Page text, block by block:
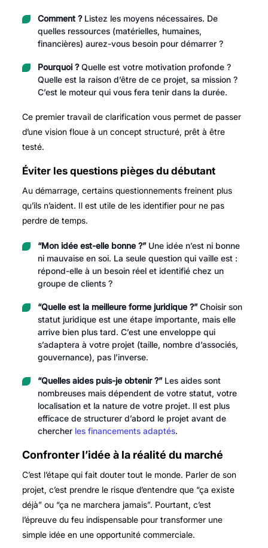
Comment ?Listez les moyens nécessaires. De
quelles ressources (matérielles, humaines,
financières) aurez-vous besoin pour démarrer ?
Pourquoi ?Quelle est votre motivation profonde ?
Quelle est la raison d’être de ce projet, sa mission ?
C’est le moteur qui vous fera tenir dans la durée.
Ce premier travail de clarification vous permet de passer
d’une vision floue à un concept structuré, prêt à être
testé.
Éviter les questions pièges du débutant
Au démarrage, certains questionnements freinent plus
qu’ils n’aident. Il est utile de les identifier pour ne pas
perdre de temps.
“Mon idée est-elle bonne ?”Une idée n’est ni bonne
ni mauvaise en soi. La seule question qui vaille est :
répond-elle à un besoin réel et identifié chez un
groupe de clients ?
“Quelle est la meilleure forme juridique ?”Choisir son
statut juridique est une étape importante, mais elle
arrive bien plus tard. C’est une enveloppe qui
s’adaptera à votre projet (taille, nombre d’associés,
gouvernance), pas l’inverse.
“Quelles aides puis-je obtenir ?”Les aides sont
nombreuses mais dépendent de votre statut, votre
localisation et la nature de votre projet. Il est plus
efficace de structurer d’abord le projet avant de
chercher les financements adaptés.
Confronter l’idée à la réalité du marché
C’est l’étape qui fait douter tout le monde. Parler de son
projet, c’est prendre le risque d’entendre que “ça existe
déjà” ou “ça ne marchera jamais”. Pourtant, c’est
l’épreuve du feu indispensable pour transformer une
simple idée en une opportunité commerciale.